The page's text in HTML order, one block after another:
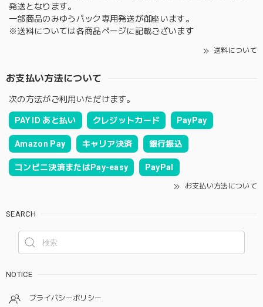
発送となります。
一部商品のみゆうパック専用発送が御座います。
※送料については各商品ページに記載ございます
送料について
お支払い方法について
次の方法がご利用いただけます。
PAY ID あと払い クレジットカード PayPay
Amazon Pay キャリア決済 銀行振込
コンビニ決済またはPay-easy PayPal
お支払い方法について
SEARCH
NOTICE
プライバシーポリシー